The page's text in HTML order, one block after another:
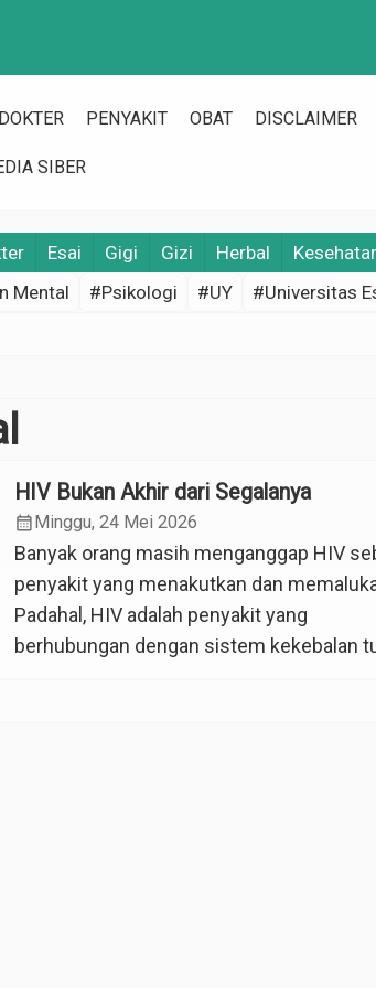
DOKTER PENYAKIT OBAT DISCLAIMER
SIBER
Esai Gigi Gizi Herbal
Mental #Psikologi #UY #Universitas
HIV Bukan Akhir dari Segalanya
calendar_monthMinggu, 24 Mei 2026
Banyak orang masih menganggap HIV
penyakit yang menakutkan dan
Padahal, HIV adalah penyakit yang
berhubungan dengan sistem kekebalan